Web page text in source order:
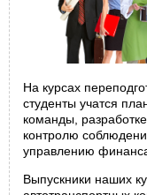
На курсах
студенты учатся
команды, разработке
контролю
управлению
Выпускники наших